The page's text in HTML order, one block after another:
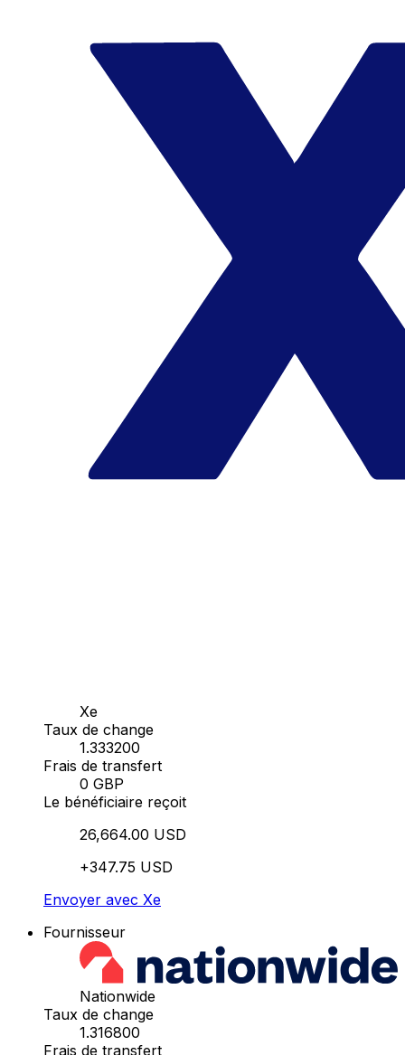
Xe
Taux de change
1.333200
Frais de transfert
0 GBP
Le bénéficiaire reçoit
26,664.00 USD
+347.75 USD
Envoyer avec Xe
Fournisseur
Nationwide
Taux de change
1.316800
Frais de transfert